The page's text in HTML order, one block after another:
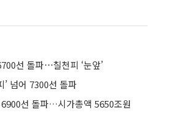
선 돌파⋯칠천피 ‘눈앞’
’ 넘어 7300선 돌파
선 돌파…시가총액 5650조원